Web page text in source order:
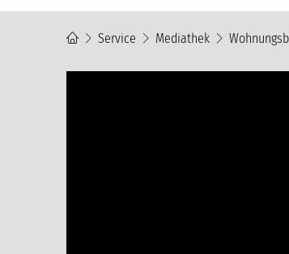
Service Mediathek